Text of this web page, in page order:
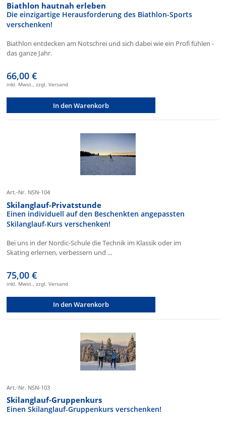
Biathlon hautnah erleben
Die einzigartige Herausforderung des Biathlon-Sports
verschenken!
Biathlon entdecken am Notschrei und sich dabei wie ein Profi fühlen -
das ganze Jahr.
66,00 €
inkl. Mwst., zzgl. Versand
In den Warenkorb
Art.-Nr. NSN-104
Skilanglauf-Privatstunde
Einen individuell auf den Beschenkten angepassten
Skilanglauf-Kurs verschenken!
Bei uns in der Nordic-Schule die Technik im Klassik oder im
Skating erlernen, verbessern und ...
75,00 €
inkl. Mwst., zzgl. Versand
In den Warenkorb
Art.-Nr. NSN-103
Skilanglauf-Gruppenkurs
Einen Skilanglauf-Gruppenkurs verschenken!